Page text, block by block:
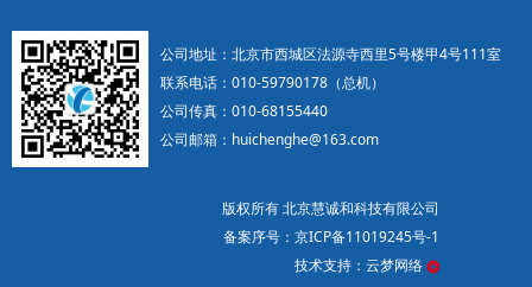
公司地址：北京市西城区法源寺西里5号楼甲4号111室
联系电话：010-59790178（总机）
公司传真：010-68155440
公司邮箱：huichenghe@163.com
版权所有 北京慧诚和科技有限公司
备案序号： 京ICP备11019245号-1
技术支持：云梦网络